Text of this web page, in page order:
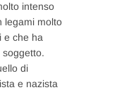
intenso
legami molto
e che ha
di
e nazista